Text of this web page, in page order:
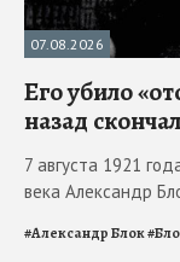
07.08.2026
Его убило
назад
7 августа 1921
века Александр
#Александр Блок#